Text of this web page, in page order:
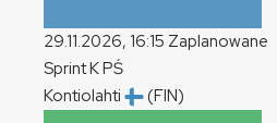
29.11.2026, 16:15 Zaplanowane
SprintKPŚ
Kontiolahti
(FIN)